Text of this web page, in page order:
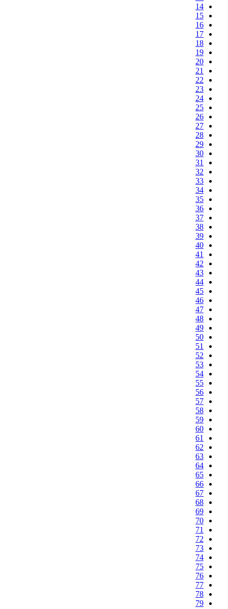
14
15
16
17
18
19
20
21
22
23
24
25
26
27
28
29
30
31
32
33
34
35
36
37
38
39
40
41
42
43
44
45
46
47
48
49
50
51
52
53
54
55
56
57
58
59
60
61
62
63
64
65
66
67
68
69
70
71
72
73
74
75
76
77
78
79